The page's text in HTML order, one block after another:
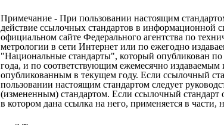
Примечание - При пользовании настоящим
действие ссылочных стандартов в информационной
официальном сайте Федерального агентства по
метрологии в сети Интернет или по ежегодно
"Национальные стандарты", который опубликован
года, и по соответствующим ежемесячно
опубликованным в текущем году. Если ссылочный
пользовании настоящим стандартом следует
(измененным) стандартом. Если ссылочный стандарт
в котором дана ссылка на него, применяется в части,